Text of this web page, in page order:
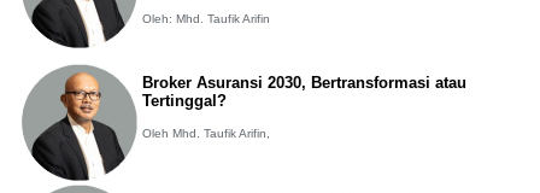
Oleh: Mhd. Taufik Arifin
Broker Asuransi 2030, Bertransformasi atau
Tertinggal?
Oleh Mhd. Taufik Arifin,